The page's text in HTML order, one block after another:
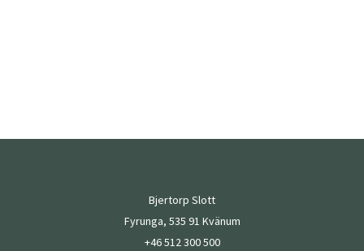
Bjertorp Slott
Fyrunga, 535 91 Kvänum
+46 512 300 500